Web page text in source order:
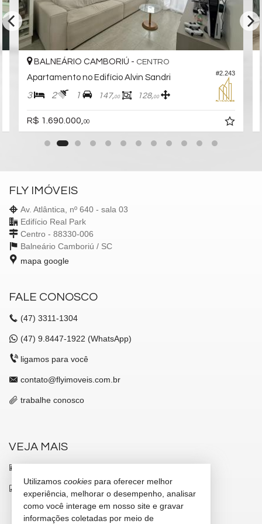
#2.243
BALNEÁRIO CAMBORIÚ - CENTRO
Apartamento no Edifício Alvin Sandri
3 2 1 147,00 128,00
R$ 1.690.000,00
FLY IMÓVEIS
Av. Atlântica, nº 640 - sala 03
Edifício Real Park
Centro - 88330-006
Balneário Camboriú / SC
mapa google
FALE CONOSCO
(47) 3311-1304
(47) 9.8447-1922 (WhatsApp)
ligamos para você
contato@flyimoveis.com.br
trabalhe conosco
VEJA MAIS
indicadores financeiros
cadastre seu imóvel
Utilizamos cookies para oferecer melhor
experiência, melhorar o desempenho, analisar
como você interage em nosso site e gravar
informações coletadas por meio de